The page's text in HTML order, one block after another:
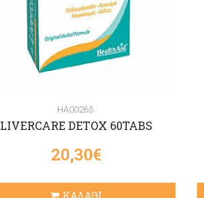
HA00265
LIVERCARE DETOX 60TABS
20,30€
ΚΑΛΑΘΙ